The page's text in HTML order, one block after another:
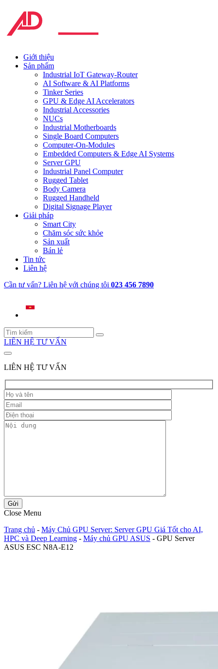
Giới thiệu
Sản phẩm
Industrial IoT Gateway-Router
AI Software & AI Platforms
Tinker Series
GPU & Edge AI Accelerators
Industrial Accessories
NUCs
Industrial Motherboards
Single Board Computers
Computer-On-Modules
Embedded Computers & Edge AI Systems
Server GPU
Industrial Panel Computer
Rugged Tablet
Body Camera
Rugged Handheld
Digital Signage Player
Giải pháp
Smart City
Chăm sóc sức khỏe
Sản xuất
Bán lẻ
Tin tức
Liên hệ
Cần tư vấn? Liên hệ với chúng tôi 023 456 7890
LIÊN HỆ TƯ VẤN
LIÊN HỆ TƯ VẤN
Gửi
Close Menu
Trang chủ - Máy Chủ GPU Server: Server GPU Giá Tốt cho AI,
HPC và Deep Learning - Máy chủ GPU ASUS - GPU Server
ASUS ESC N8A-E12